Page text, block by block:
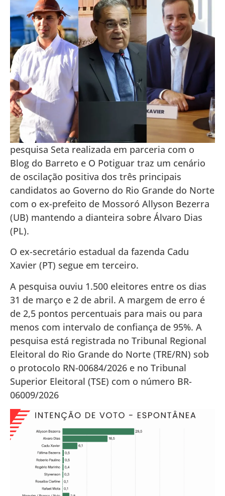
pesquisa Seta realizada em parceria com o
Blog do Barreto e O Potiguar traz um cenário
de oscilação positiva dos três principais
candidatos ao Governo do Rio Grande do Norte
com o ex-prefeito de Mossoró Allyson Bezerra
(UB) mantendo a dianteira sobre Álvaro Dias
(PL).
O ex-secretário estadual da fazenda Cadu
Xavier (PT) segue em terceiro.
A pesquisa ouviu 1.500 eleitores entre os dias
31 de março e 2 de abril. A margem de erro é
de 2,5 pontos percentuais para mais ou para
menos com intervalo de confiança de 95%. A
pesquisa está registrada no Tribunal Regional
Eleitoral do Rio Grande do Norte (TRE/RN) sob
o protocolo RN-00684/2026 e no Tribunal
Superior Eleitoral (TSE) com o número BR-
06009/2026